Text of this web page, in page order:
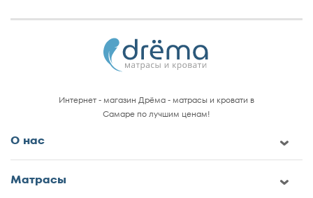
Интернет - магазин Дрёма - матрасы и кровати в
Самаре по лучшим ценам!
О нас
Матрасы